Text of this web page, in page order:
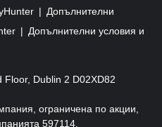
Допълнителни
Допълнителни условия и
Dublin 2 D02XD82
ограничена по акции,
597114.